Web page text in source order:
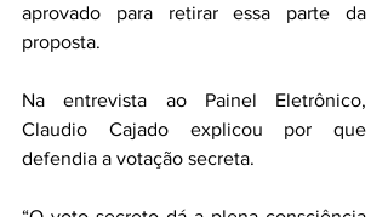
aprovado para retirar essa parte da
proposta.
Na entrevista ao Painel Eletrônico,
Claudio Cajado explicou por que
defendia a votação secreta.